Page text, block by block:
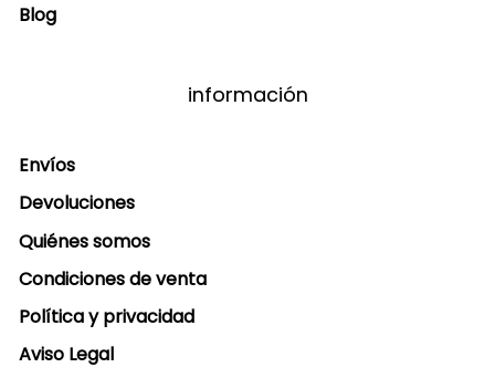
Blog
información
Envíos
Devoluciones
Quiénes somos
Condiciones de venta
Política y privacidad
Aviso Legal